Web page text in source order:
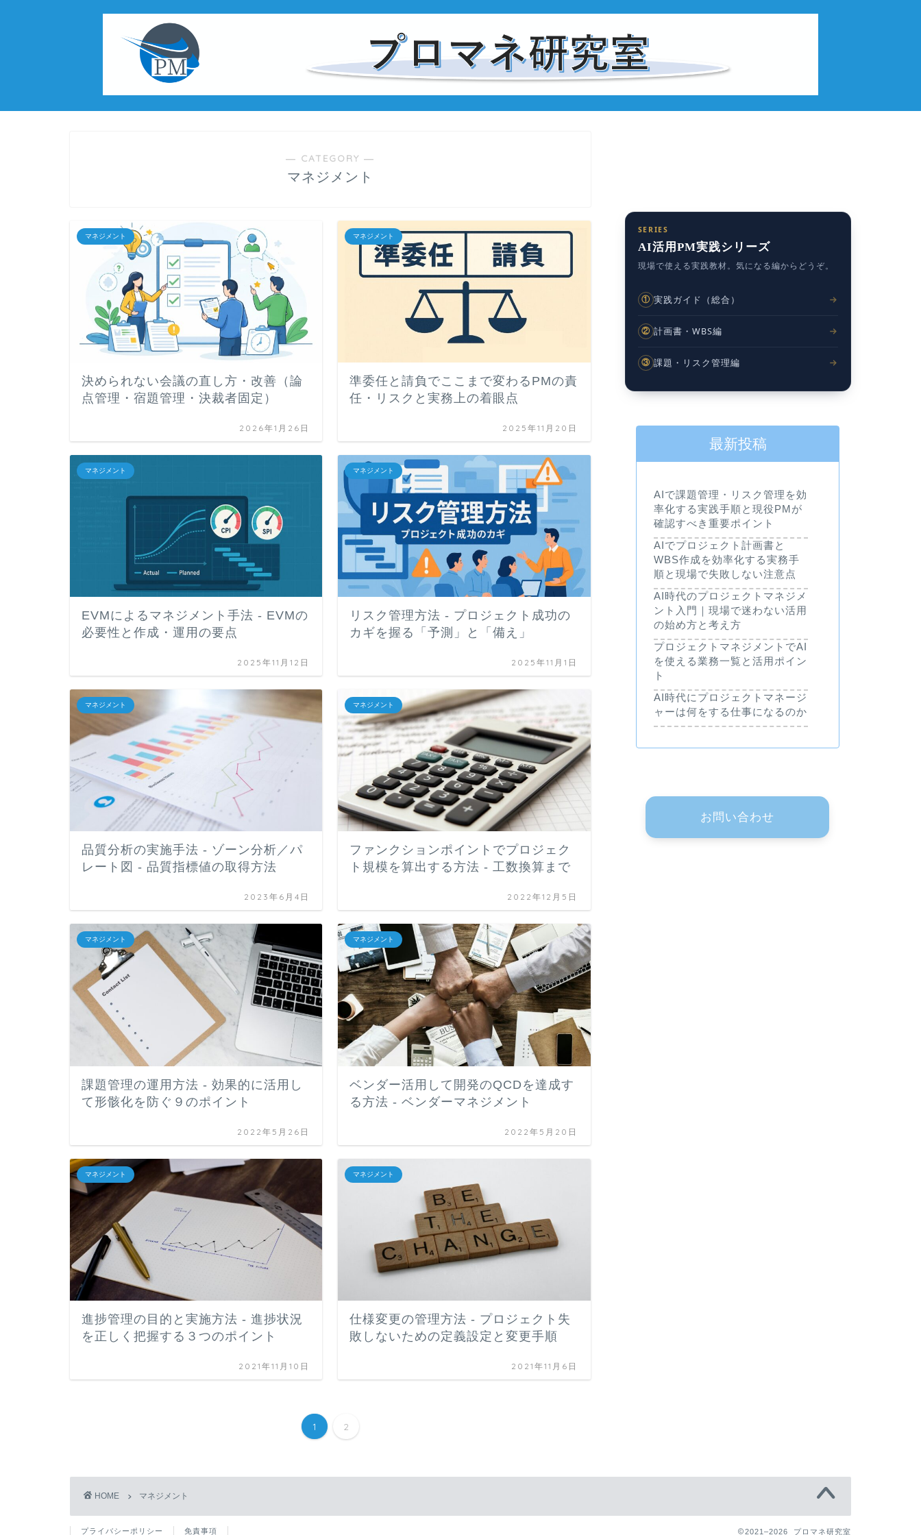
― CATEGORY ―
マネジメント
マネジメント
決められない会議の直し方・改善（論
点管理・宿題管理・決裁者固定）
2026年1月26日
マネジメント
準委任と請負でここまで変わるPMの責
任・リスクと実務上の着眼点
2025年11月20日
マネジメント
EVMによるマネジメント手法 - EVMの
必要性と作成・運用の要点
2025年11月12日
マネジメント
リスク管理方法 - プロジェクト成功の
カギを握る「予測」と「備え」
2025年11月1日
マネジメント
品質分析の実施手法 - ゾーン分析／パ
レート図 - 品質指標値の取得方法
2023年6月4日
マネジメント
ファンクションポイントでプロジェク
ト規模を算出する方法 - 工数換算まで
2022年12月5日
マネジメント
課題管理の運用方法 - 効果的に活用し
て形骸化を防ぐ９のポイント
2022年5月26日
マネジメント
ベンダー活用して開発のQCDを達成す
る方法 - ベンダーマネジメント
2022年5月20日
マネジメント
進捗管理の目的と実施方法 - 進捗状況
を正しく把握する３つのポイント
2021年11月10日
マネジメント
仕様変更の管理方法 - プロジェクト失
敗しないための定義設定と変更手順
2021年11月6日
1 2
SERIES
AI活用PM実践シリーズ
現場で使える実践教材。気になる編からどうぞ。
① 実践ガイド（総合）
② 計画書・WBS編
③ 課題・リスク管理編
最新投稿
AIで課題管理・リスク管理を効
率化する実践手順と現役PMが
確認すべき重要ポイント
AIでプロジェクト計画書と
WBS作成を効率化する実務手
順と現場で失敗しない注意点
AI時代のプロジェクトマネジメ
ント入門｜現場で迷わない活用
の始め方と考え方
プロジェクトマネジメントでAI
を使える業務一覧と活用ポイン
ト
AI時代にプロジェクトマネージ
ャーは何をする仕事になるのか
お問い合わせ
HOME マネジメント
プライバシーポリシー 免責事項 2021–2026 プロマネ研究室